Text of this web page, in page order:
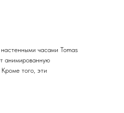
часами Tomas
анимированную
того, эти